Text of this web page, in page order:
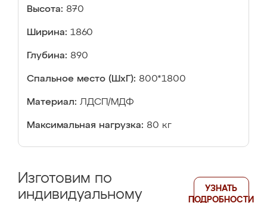
Высота: 870
Ширина: 1860
Глубина: 890
Спальное место (ШхГ): 800*1800
Материал: ЛДСП/МДФ
Максимальная нагрузка: 80 кг
Изготовим по
индивидуальному
УЗНАТЬ
ПОДРОБНОСТИ